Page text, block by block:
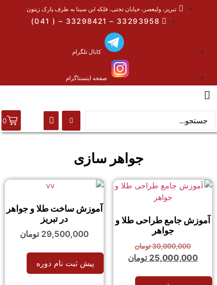
تبریز، ولیعصر، خیابان تختی، فلکه ابن سینا به طرف پارک زیتون
33293958 – 33298421 – ( 041)
کانال تلگرام
صفحه اینستاگرام
0
جواهر سازی
آموزش جامع طراحی طلا و
جواهر
30,000,000تومان
25,000,000 تومان
آموزش ساخت طلا و جواهر
در تبریز
29,500,000 تومان
پیش ثبت نام دوره